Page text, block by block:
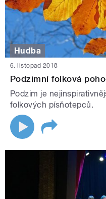
Hudba
6. listopad 2018
Podzimní folková
Podzim je
folkových písňotepců.